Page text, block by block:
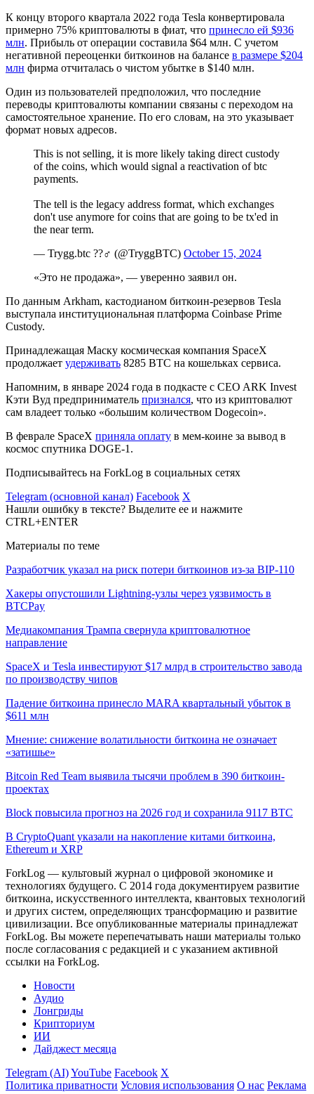
К концу второго квартала 2022 года Tesla конвертировала
примерно 75% криптовалюты в фиат, что принесло ей $936
млн. Прибыль от операции составила $64 млн. С учетом
негативной переоценки биткоинов на балансе в размере $204
млн фирма отчиталась о чистом убытке в $140 млн.
Один из пользователей предположил, что последние
переводы криптовалюты компании связаны с переходом на
самостоятельное хранение. По его словам, на это указывает
формат новых адресов.
This is not selling, it is more likely taking direct custody
of the coins, which would signal a reactivation of btc
payments.
The tell is the legacy address format, which exchanges
don't use anymore for coins that are going to be tx'ed in
the near term.
— Trygg.btc ??‍♂️ (@TryggBTC) October 15, 2024
«Это не продажа», — уверенно заявил он.
По данным Arkham, кастодианом биткоин-резервов Tesla
выступала институциональная платформа Coinbase Prime
Custody.
Принадлежащая Маску космическая компания SpaceX
продолжает удерживать 8285 BTC на кошельках сервиса.
Напомним, в январе 2024 года в подкасте с CEO ARK Invest
Кэти Вуд предприниматель признался, что из криптовалют
сам владеет только «большим количеством Dogecoin».
В феврале SpaceX приняла оплату в мем-коине за вывод в
космос спутника DOGE-1.
Подписывайтесь на ForkLog в социальных сетях
Telegram (основной канал) Facebook X
Нашли ошибку в тексте? Выделите ее и нажмите
CTRL+ENTER
Материалы по теме
Разработчик указал на риск потери биткоинов из-за BIP-110
Хакеры опустошили Lightning-узлы через уязвимость в
BTCPay
Медиакомпания Трампа свернула криптовалютное
направление
SpaceX и Tesla инвестируют $17 млрд в строительство завода
по производству чипов
Падение биткоина принесло MARA квартальный убыток в
$611 млн
Мнение: снижение волатильности биткоина не означает
«затишье»
Bitcoin Red Team выявила тысячи проблем в 390 биткоин-
проектах
Block повысила прогноз на 2026 год и сохранила 9117 BTC
В CryptoQuant указали на накопление китами биткоина,
Ethereum и XRP
ForkLog — культовый журнал о цифровой экономике и
технологиях будущего. С 2014 года документируем развитие
биткоина, искусственного интеллекта, квантовых технологий
и других систем, определяющих трансформацию и развитие
цивилизации. Все опубликованные материалы принадлежат
ForkLog. Вы можете перепечатывать наши материалы только
после согласования с редакцией и с указанием активной
ссылки на ForkLog.
Новости
Аудио
Лонгриды
Крипториум
ИИ
Дайджест месяца
Telegram (AI)YouTube Facebook X
Политика приватности Условия использования О нас Реклама